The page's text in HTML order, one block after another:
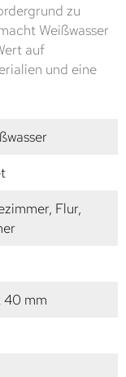
zu
Weißwasser
auf
und eine
Flur,
40 mm